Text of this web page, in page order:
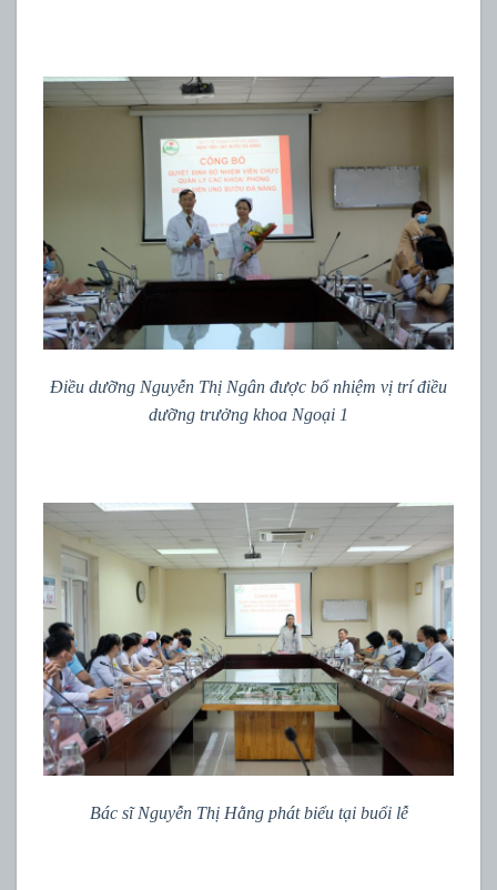
Điều dưỡng Nguyễn Thị Ngân được bổ nhiệm vị trí điều
dưỡng trưởng khoa Ngoại 1
Bác sĩ Nguyễn Thị Hằng phát biểu tại buổi lễ